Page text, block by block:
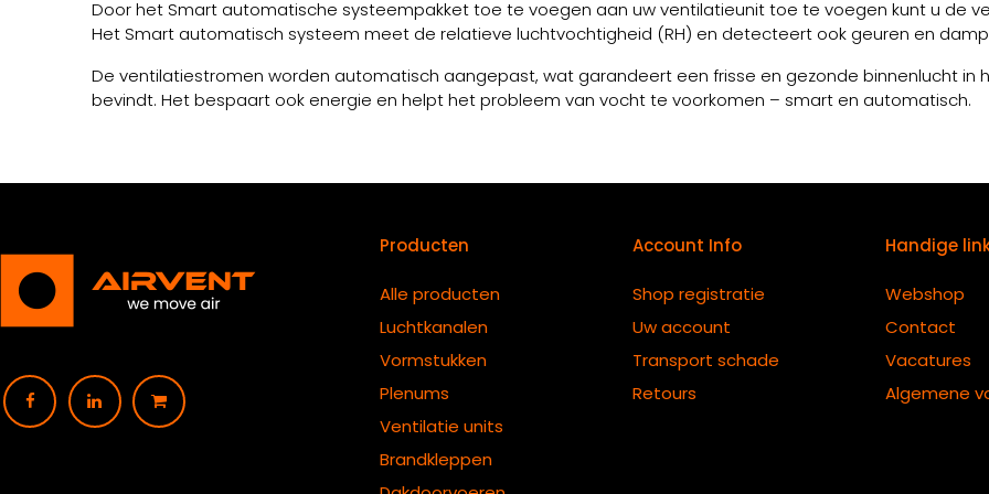
Door het Smart automatische systeempakket toe te voegen aan uw ventilatieunit toe te voegen kunt u de
Het Smart automatisch systeem meet de relatieve luchtvochtigheid (RH) en detecteert ook geuren en
De ventilatiestromen worden automatisch aangepast, wat garandeert een frisse en gezonde binnenlucht in
bevindt. Het bespaart ook energie en helpt het probleem van vocht te voorkomen – smart en automatisch.
Producten
Alle producten
Luchtkanalen
Vormstukken
Plenums
Ventilatie units
Brandkleppen
Account Info
Shop registratie
Uw account
Transport schade
Retours
Handige
Webshop
Contact
Vacatures
Algemene